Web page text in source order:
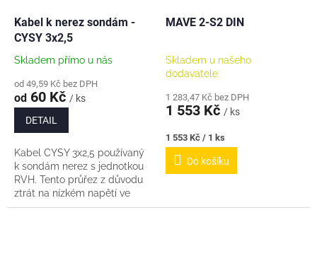
Kabel k nerez sondám -
CYSY 3x2,5
Skladem přímo u nás
od 49,59 Kč bez DPH
od 60 Kč / ks
DETAIL
Kabel CYSY 3x2,5 používaný
k sondám nerez s jednotkou
RVH. Tento průřez z důvodu
ztrát na nízkém napětí ve
větších hloubkách - tedy
MAVE 2-S2 DIN
Skladem u našeho
dodavatele
1 283,47 Kč bez DPH
1 553 Kč / ks
Měrná
cena:
1 553 Kč / 1 ks
Do košíku